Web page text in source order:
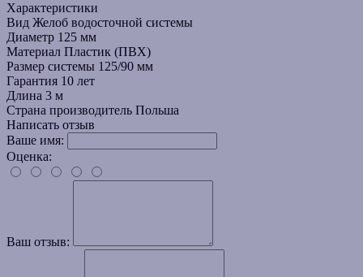
Характеристики
Вид Желоб водосточной системы
Диаметр 125 мм
Материал Пластик (ПВХ)
Размер системы 125/90 мм
Гарантия 10 лет
Длина 3 м
Страна производитель Польша
Написать отзыв
Ваше имя:
Оценка:
Ваш отзыв: